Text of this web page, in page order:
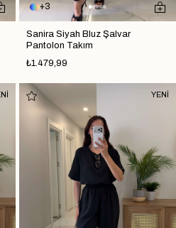
3
Sanira Siyah Bluz Şalvar
Pantolon Takım
₺1.479,99
YENİ